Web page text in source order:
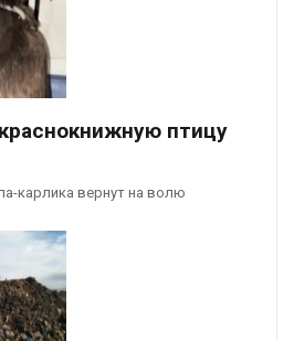
птицу
карлика вернут на волю